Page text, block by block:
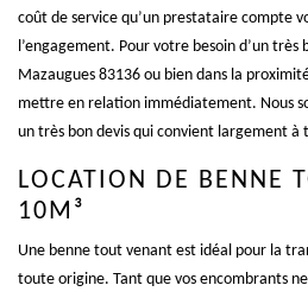
coût de service qu’un prestataire compte
l’engagement. Pour votre besoin d’un très
Mazaugues 83136 ou bien dans la
mettre en relation immédiatement. Nous
un très bon devis qui convient largement à
LOCATION DE BENNE
10M³
Une benne tout venant est idéal pour la
toute origine. Tant que vos encombrants